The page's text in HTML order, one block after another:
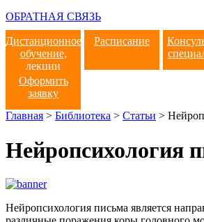
ОБРАТНАЯ СВЯЗЬ
Дистанционное
обучение,
лекции
Расписание
Оформить
заявку
Главная > Библиотека > Статьи >
Нейропсихология
Нейропсихология письма является